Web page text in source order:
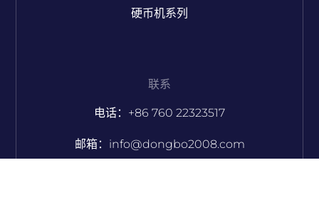
硬币机系列
联系
电话：+86 760 22323517
邮箱：info@dongbo2008.com